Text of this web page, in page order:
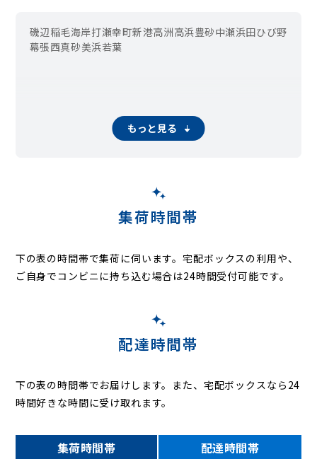
磯辺稲毛海岸打瀬幸町新港高洲高浜豊砂中瀬浜田ひび野
幕張西真砂美浜若葉
もっと見る
集荷時間帯
下の表の時間帯で集荷に伺います。宅配ボックスの利用や、
ご自身でコンビニに持ち込む場合は24時間受付可能です。
配達時間帯
下の表の時間帯でお届けします。また、宅配ボックスなら24
時間好きな時間に受け取れます。
集荷時間帯 配達時間帯